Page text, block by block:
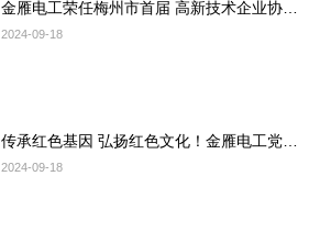
金雁电工荣任梅州市首届 高新技术企业协会理事单位
2024-09-18
传承红色基因 弘扬红色文化！金雁电工党总支开展红色教育主题党日活动
2024-09-18